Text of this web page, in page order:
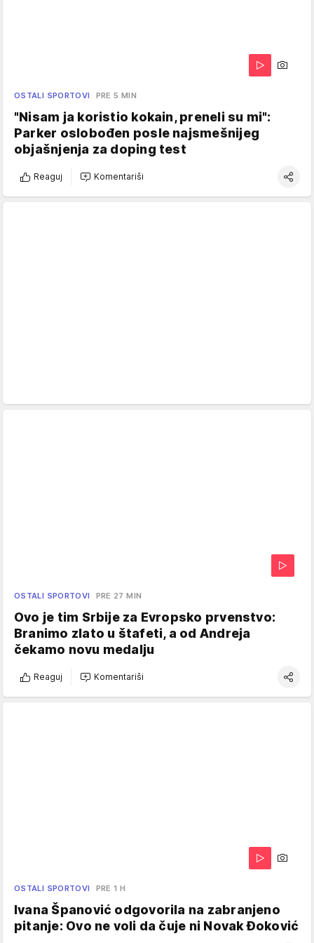
OSTALI SPORTOVI PRE 5 MIN
"Nisam ja koristio kokain, preneli su mi":
Parker oslobođen posle najsmešnijeg
objašnjenja za doping test
Reaguj Komentariši
OSTALI SPORTOVI PRE 27 MIN
Ovo je tim Srbije za Evropsko prvenstvo:
Branimo zlato u štafeti, a od Andreja
čekamo novu medalju
Reaguj Komentariši
OSTALI SPORTOVI PRE 1 H
Ivana Španović odgovorila na zabranjeno
pitanje: Ovo ne voli da čuje ni Novak Đoković